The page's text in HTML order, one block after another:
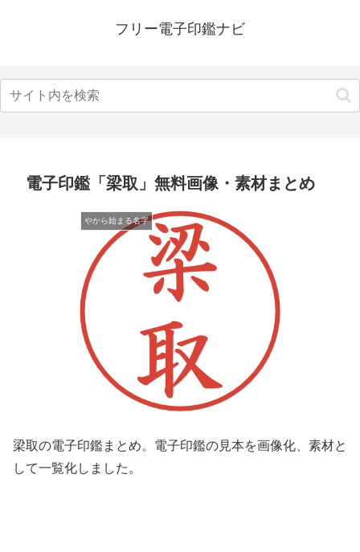
フリー電子印鑑ナビ
電子印鑑「梁取」無料画像・素材まとめ
やから始まる名字
梁取の電子印鑑まとめ。電子印鑑の見本を画像化、素材と
して一覧化しました。